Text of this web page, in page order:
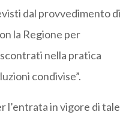
dal provvedimento di
la Regione per
nella pratica
condivise”.
l’entrata in vigore di tale